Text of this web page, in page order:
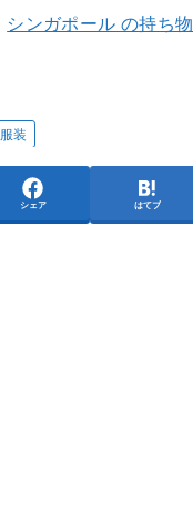
シンガポール の持ち物
服装
シェア はてブ